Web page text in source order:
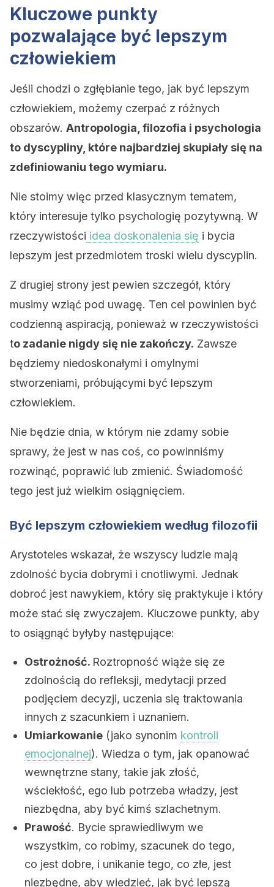
Kluczowe punkty
pozwalające być lepszym
człowiekiem
Jeśli chodzi o zgłębianie tego, jak być lepszym
człowiekiem, możemy czerpać z różnych
obszarów. Antropologia, filozofia i psychologia
to dyscypliny, które najbardziej skupiały się na
zdefiniowaniu tego wymiaru.
Nie stoimy więc przed klasycznym tematem,
który interesuje tylko psychologię pozytywną. W
rzeczywistości idea doskonalenia się i bycia
lepszym jest przedmiotem troski wielu dyscyplin.
Z drugiej strony jest pewien szczegół, który
musimy wziąć pod uwagę. Ten cel powinien być
codzienną aspiracją, ponieważ w rzeczywistości
to zadanie nigdy się nie zakończy. Zawsze
będziemy niedoskonałymi i omylnymi
stworzeniami, próbującymi być lepszym
człowiekiem.
Nie będzie dnia, w którym nie zdamy sobie
sprawy, że jest w nas coś, co powinniśmy
rozwinąć, poprawić lub zmienić. Świadomość
tego jest już wielkim osiągnięciem.
Być lepszym człowiekiem według filozofii
Arystoteles wskazał, że wszyscy ludzie mają
zdolność bycia dobrymi i cnotliwymi. Jednak
dobroć jest nawykiem, który się praktykuje i który
może stać się zwyczajem. Kluczowe punkty, aby
to osiągnąć byłyby następujące:
Ostrożność. Roztropność wiąże się ze
zdolnością do refleksji, medytacji przed
podjęciem decyzji, uczenia się traktowania
innych z szacunkiem i uznaniem.
Umiarkowanie (jako synonim kontroli
emocjonalnej). Wiedza o tym, jak opanować
wewnętrzne stany, takie jak złość,
wściekłość, ego lub potrzeba władzy, jest
niezbędna, aby być kimś szlachetnym.
Prawość. Bycie sprawiedliwym we
wszystkim, co robimy, szacunek do tego,
co jest dobre, i unikanie tego, co złe, jest
niezbędne, aby wiedzieć, jak być lepszą